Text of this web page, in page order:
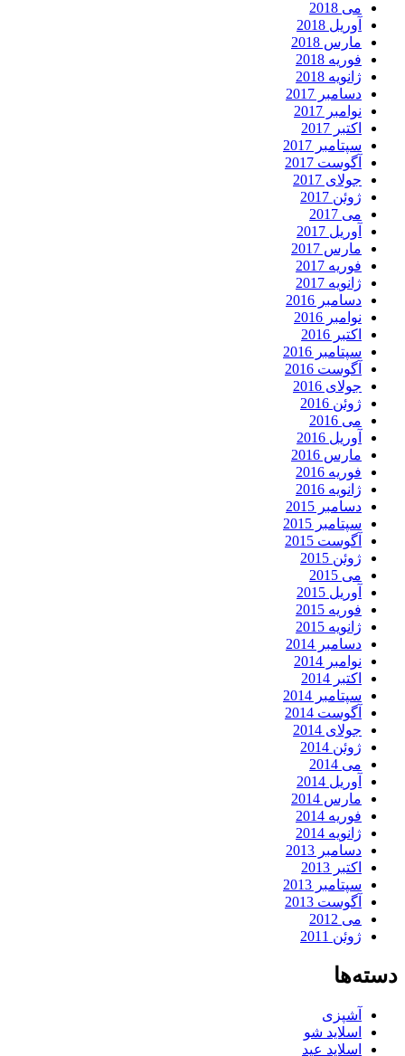
می 2018
آوریل 2018
مارس 2018
فوریه 2018
ژانویه 2018
دسامبر 2017
نوامبر 2017
اکتبر 2017
سپتامبر 2017
آگوست 2017
جولای 2017
ژوئن 2017
می 2017
آوریل 2017
مارس 2017
فوریه 2017
ژانویه 2017
دسامبر 2016
نوامبر 2016
اکتبر 2016
سپتامبر 2016
آگوست 2016
جولای 2016
ژوئن 2016
می 2016
آوریل 2016
مارس 2016
فوریه 2016
ژانویه 2016
دسامبر 2015
سپتامبر 2015
آگوست 2015
ژوئن 2015
می 2015
آوریل 2015
فوریه 2015
ژانویه 2015
دسامبر 2014
نوامبر 2014
اکتبر 2014
سپتامبر 2014
آگوست 2014
جولای 2014
ژوئن 2014
می 2014
آوریل 2014
مارس 2014
فوریه 2014
ژانویه 2014
دسامبر 2013
اکتبر 2013
سپتامبر 2013
آگوست 2013
می 2012
ژوئن 2011
دسته‌ها
آشپزی
اسلاید شو
اسلاید عید